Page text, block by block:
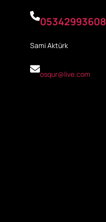
05342993608
Sami Aktürk
osqur@live.com